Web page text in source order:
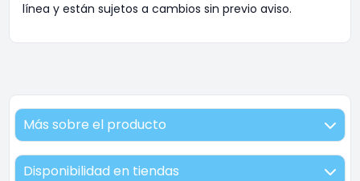
línea y están sujetos a cambios sin previo aviso.
Más sobre el producto
Disponibilidad en tiendas